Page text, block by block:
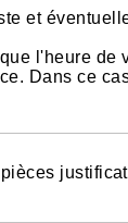
et
l'heure de
Dans ce